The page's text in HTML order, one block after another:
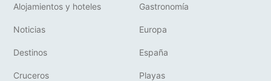
Alojamientos y hoteles Gastronomía
Noticias Europa
Destinos España
Cruceros Playas